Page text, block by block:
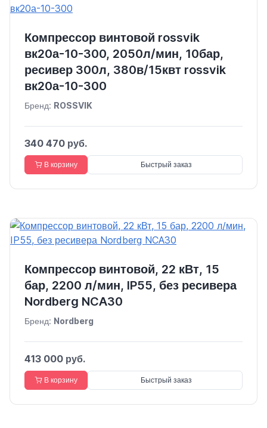
Компрессор винтовой rossvik
вк20а-10-300, 2050л/мин, 10бар,
ресивер 300л, 380в/15квт rossvik
вк20а-10-300
Бренд: ROSSVIK
340 470 руб.
В корзину Быстрый заказ
Компрессор винтовой, 22 кВт, 15
бар, 2200 л/мин, IP55, без ресивера
Nordberg NCA30
Бренд: Nordberg
413 000 руб.
В корзину Быстрый заказ